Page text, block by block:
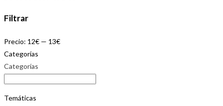
Filtrar
Precio: 12€ — 13€
Categorías
Categorías
Temáticas